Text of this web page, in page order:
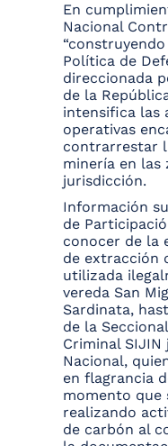
En
Nacional
Política de
direccionada
de la
intensifica las
operativas
contrarrestar
minería en las
jurisdicción.
Información
de
conocer de la
de extracción
utilizada
vereda San
Sardinata,
de la
Criminal
Nacional,
en flagrancia
momento que
realizando
de carbón al